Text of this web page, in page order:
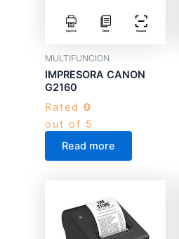
MULTIFUNCION
IMPRESORA CANON
G2160
Rated 0
out of 5
Read more